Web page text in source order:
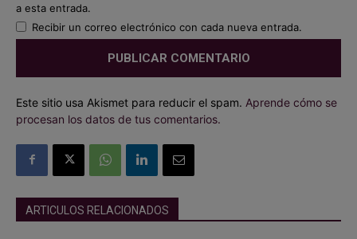
a esta entrada.
Recibir un correo electrónico con cada nueva entrada.
Este sitio usa Akismet para reducir el spam. Aprende cómo se
procesan los datos de tus comentarios.
ARTICULOS RELACIONADOS